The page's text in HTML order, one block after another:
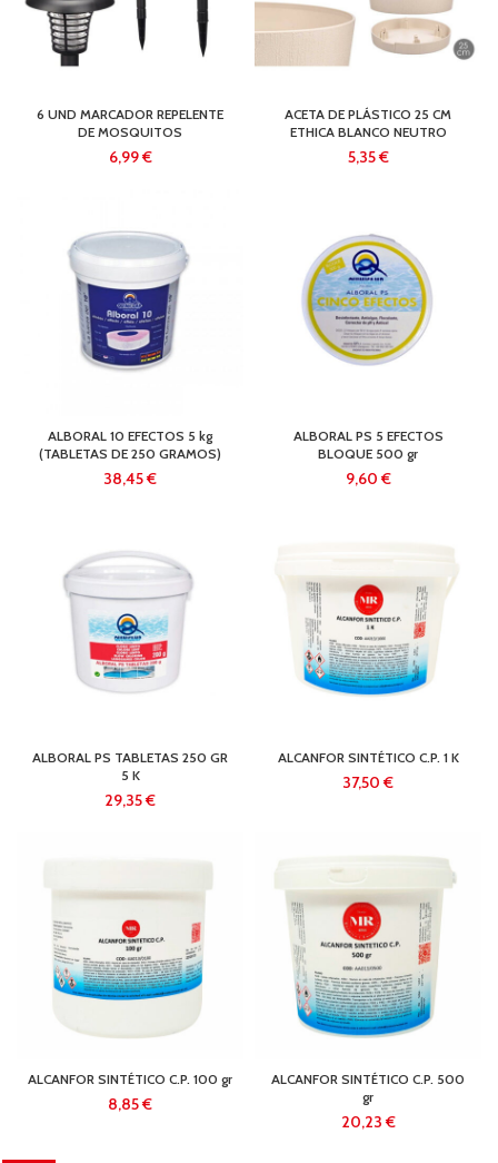
6 UND MARCADOR REPELENTE
DE MOSQUITOS
€
ACETA DE PLÁSTICO 25 CM
ETHICA BLANCO NEUTRO
€
ALBORAL 10 EFECTOS 5 kg
(TABLETAS DE 250 GRAMOS)
€
ALBORAL PS 5 EFECTOS
BLOQUE 500 gr
€
ALBORAL PS TABLETAS 250 GR
5 K
€
ALCANFOR SINTÉTICO C.P. 1 K
€
ALCANFOR SINTÉTICO C.P. 100 gr
€
ALCANFOR SINTÉTICO C.P. 500
gr
€